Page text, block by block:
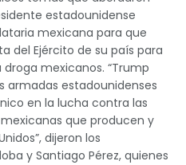
estadounidense
mexicana para que
del Ejército de su país para
mexicanos. “Trump
armadas estadounidenses
en la lucha contra las
que producen y
dijeron los
y Santiago Pérez, quienes